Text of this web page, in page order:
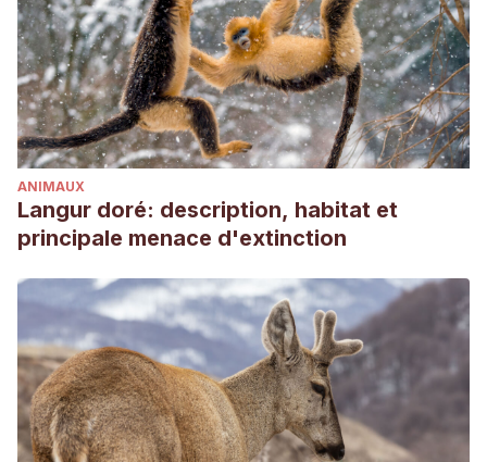
ANIMAUX
Langur doré: description, habitat et
principale menace d'extinction